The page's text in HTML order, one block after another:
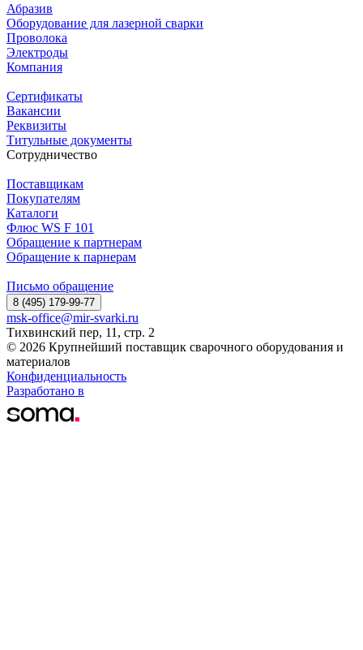
Абразив
Оборудование для лазерной сварки
Проволока
Электроды
Компания
Сертификаты
Вакансии
Реквизиты
Титульные документы
Сотрудничество
Поставщикам
Покупателям
Каталоги
Флюс WS F 101
Обращение к партнерам
Обращение к парнерам
Письмо обращение
8 (495) 179-99-77
msk-office@mir-svarki.ru
Тихвинский пер, 11, стр. 2
© 2026 Крупнейший поставщик сварочного оборудования и
материалов
Конфиденциальность
Разработано в